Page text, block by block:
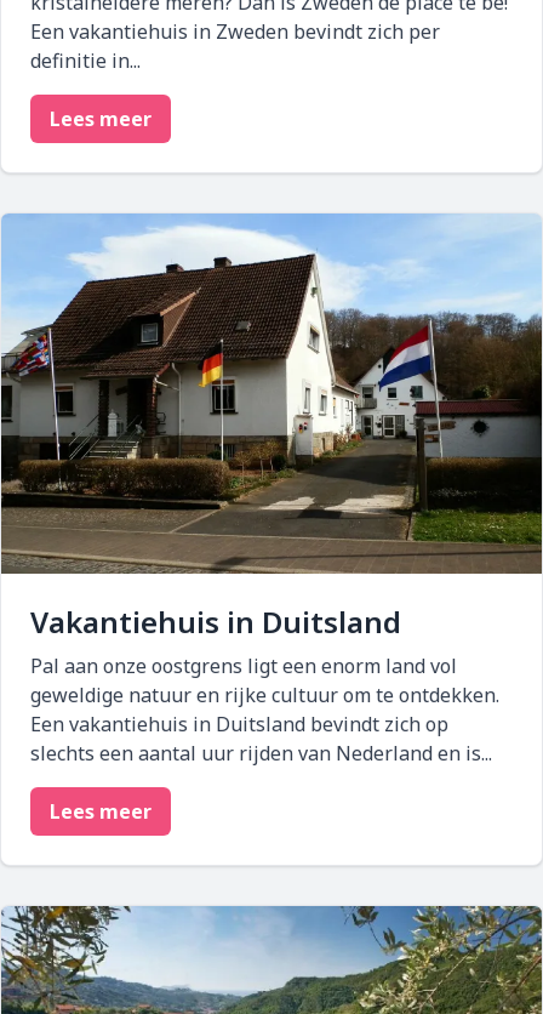
Een vakantiehuis in Zweden bevindt zich per
definitie in...
Lees meer
Vakantiehuis in Duitsland
Pal aan onze oostgrens ligt een enorm land vol
geweldige natuur en rijke cultuur om te ontdekken.
Een vakantiehuis in Duitsland bevindt zich op
slechts een aantal uur rijden van Nederland en is...
Lees meer